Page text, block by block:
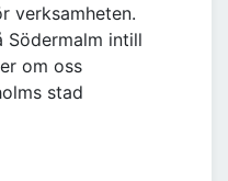
verksamheten.
Södermalm intill
om oss
stad